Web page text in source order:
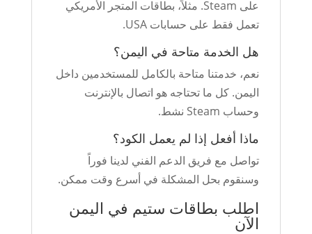
على Steam. مثلاً، بطاقات المتجر الأمريكي
تعمل فقط على حسابات USA.
هل الخدمة متاحة في اليمن؟
نعم، خدمتنا متاحة بالكامل للمستخدمين داخل
اليمن. كل ما تحتاجه هو اتصال بالإنترنت
وحساب Steam نشط.
ماذا أفعل إذا لم يعمل الكود؟
تواصل مع فريق الدعم الفني لدينا فوراً
وسنقوم بحل المشكلة في أسرع وقت ممكن.
اطلب بطاقات ستيم في اليمن
الآن